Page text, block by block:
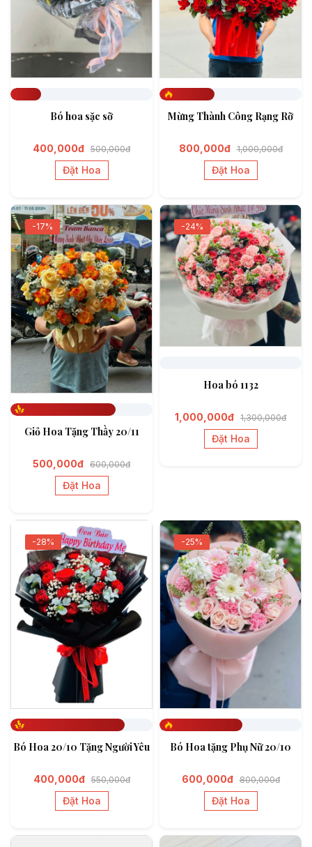
Bó hoa sặc sỡ
400,000đ 500,000đ
Đặt Hoa
Mừng Thành Công Rạng Rỡ
800,000đ 1,000,000đ
Đặt Hoa
-17%
Giỏ Hoa Tặng Thầy 20/11
500,000đ 600,000đ
Đặt Hoa
-24%
Hoa bó 1132
1,000,000đ 1,300,000đ
Đặt Hoa
-28%
Bó Hoa 20/10 Tặng Người Yêu
400,000đ 550,000đ
Đặt Hoa
-25%
Bó Hoa tặng Phụ Nữ 20/10
600,000đ 800,000đ
Đặt Hoa